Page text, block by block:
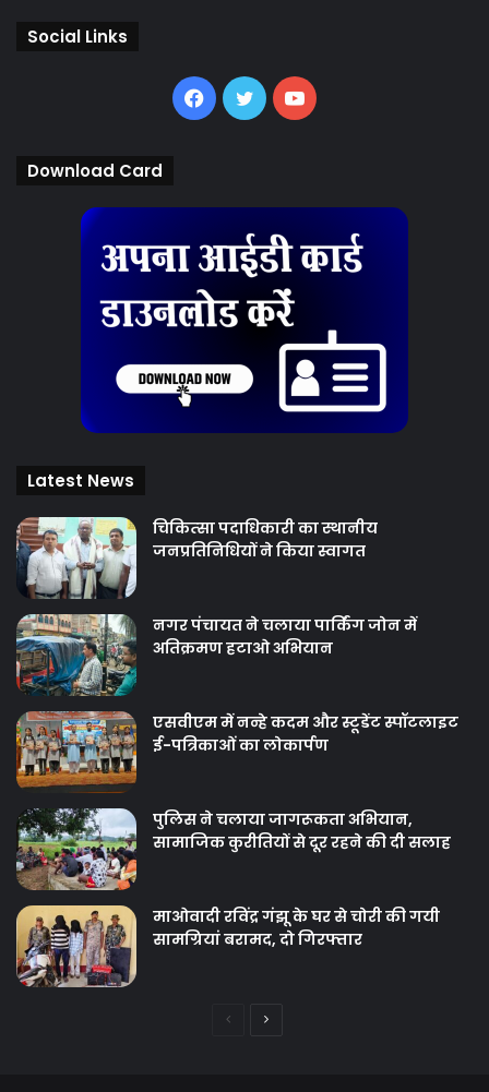
Social Links
Facebook
TwitterYouTube
Download Card
Latest News
चिकित्‍सा पदाधिकारी का स्थानीय
जनप्रतिनिधियों ने किया स्वागत
नगर पंचायत ने चलाया पार्किंग जोन में
अतिक्रमण हटाओ अभियान
एसवीएम में नन्हे कदम और स्टूडेंट स्पॉटलाइट
ई-पत्रिकाओं का लोकार्पण
पुलिस ने चलाया जागरूकता अभियान,
सामाजिक कुरीतियों से दूर रहने की दी सलाह
माओवादी रविंद्र गंझू के घर से चोरी की गयी
सामग्रियां बरामद, दो गिरफ्तार
PreviousNext